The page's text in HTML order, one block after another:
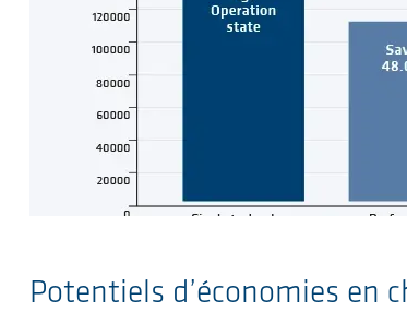
Potentiels d’économies en